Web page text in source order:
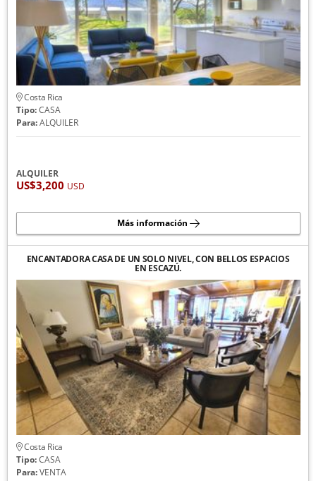
Costa Rica
Tipo:CASA
Para:ALQUILER
ALQUILER
US$3,200 USD
Más información
ENCANTADORA CASA DE UN SOLO NIVEL, CON BELLOS ESPACIOS
EN ESCAZÚ.
Costa Rica
Tipo:CASA
Para:VENTA